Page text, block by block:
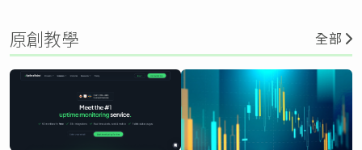
原創教學 全部